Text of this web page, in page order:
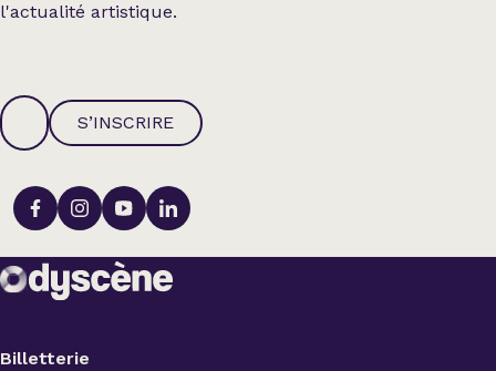
l'actualité artistique.
S’INSCRIRE
Billetterie